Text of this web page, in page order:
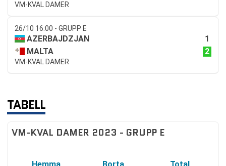
VM-KVAL DAMER
26/10 16:00 - GRUPP E
AZERBAJDZJAN
1
MALTA
2
VM-KVAL DAMER
TABELL
VM-KVAL DAMER 2023 - GRUPP E
Hemma Borta Total